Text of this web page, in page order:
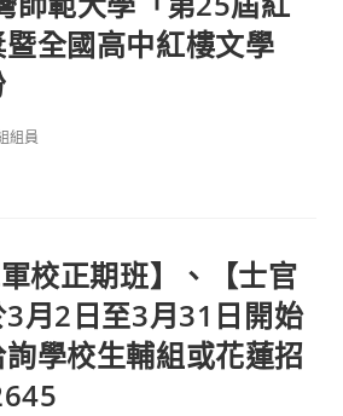
全國高中紅樓文學
組員
校正期班】、【士官
月2日至3月31日開始
學校生輔組或花蓮招